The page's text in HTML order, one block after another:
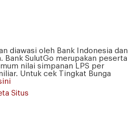
diawasi oleh Bank Indonesia dan
Bank SulutGo merupakan peserta
nilai simpanan LPS per
Untuk cek Tingkat Bunga
Situs